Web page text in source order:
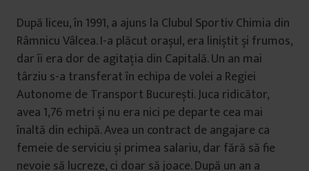
După liceu, în 1991, a ajuns la Clubul Sportiv Chimia din
Râmnicu Vâlcea. I-a plăcut orașul, era liniștit și frumos,
dar îi era dor de agitația din Capitală. Un an mai
târziu s-a transferat în echipa de volei a Regiei
Autonome de Transport București. Juca ridicător,
avea 1,76 metri și nu era nici pe departe cea mai
înaltă din echipă. Avea un contract de angajare ca
femeie de serviciu și primea salariu, dar fără să fie
nevoie să lucreze, ci doar să joace. După un an a